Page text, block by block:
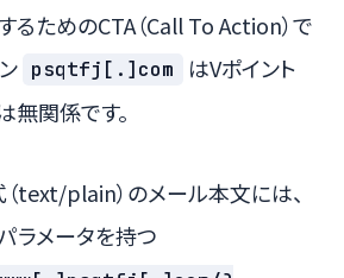
るためのCTA（Call To Action）で
psqtfj[.]com
はVポイント
無関係です。
（text/plain）のメール本文には、
ラメータを持つ